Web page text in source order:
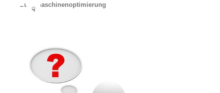
Suchmaschinenoptimierung
☟